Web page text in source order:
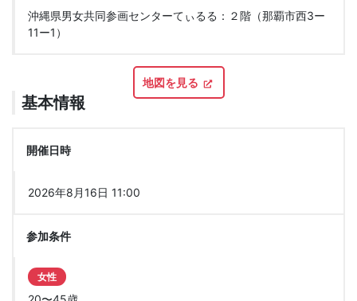
沖縄県男女共同参画センターてぃるる：２階（那覇市西3ー
11ー1）
地図を見る
基本情報
開催日時
2026年8月16日 11:00
参加条件
女性